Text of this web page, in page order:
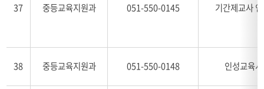
37 중등교육지원과 051-550-0145 기간제교사
38 중등교육지원과 051-550-0148 인성교육